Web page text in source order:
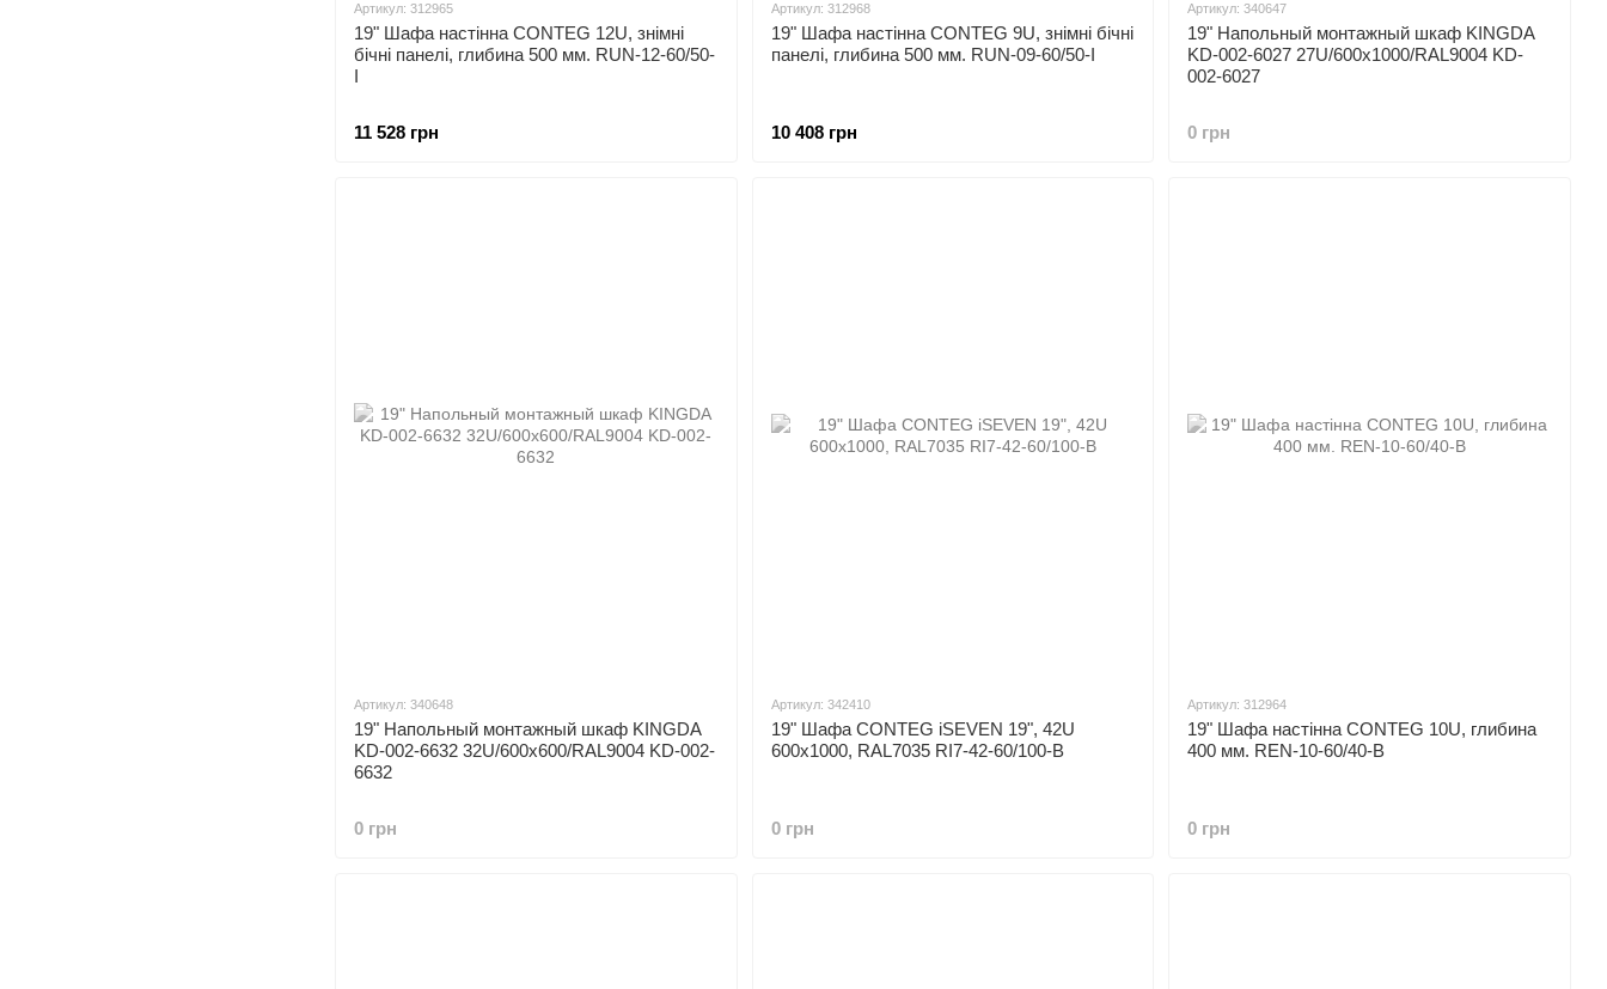
Артикул: 312965
19" Шафа настінна CONTEG 12U, знімні
бічні панелі, глибина 500 мм. RUN-12-60/50-
I
11 528 грн
Артикул: 312968
19" Шафа настінна CONTEG 9U, знімні бічні
панелі, глибина 500 мм. RUN-09-60/50-I
10 408 грн
Артикул: 340647
19" Напольный монтажный шкаф KINGDA
KD-002-6027 27U/600x1000/RAL9004 KD-
002-6027
0 грн
Артикул: 340648
19" Напольный монтажный шкаф KINGDA
KD-002-6632 32U/600x600/RAL9004 KD-002-
6632
0 грн
Артикул: 342410
19" Шафа CONTEG iSEVEN 19", 42U
600x1000, RAL7035 RI7-42-60/100-B
0 грн
Артикул: 312964
19" Шафа настінна CONTEG 10U, глибина
400 мм. REN-10-60/40-B
0 грн